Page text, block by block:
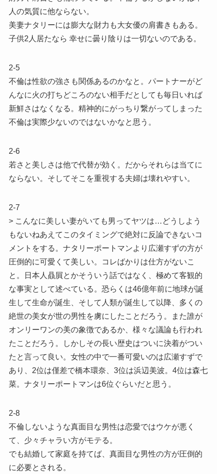
人の気質に他ならない。
美妻ナタリーには膨大な財力も大女優の肩書きもある。
子供2人居たなら 幸せに曇り陰りは一切ないのである。
2-5
不倫は性欲の強さも関係あるのかなと。パートナーがど
んなに火の打ちどころのない相手だとしても毎日いれば
新鮮さはなくなる。精神的にがっちり繋がってしまった
不倫は実際少ないのではないかなと思う。
2-6
若さと美しさは他で代替が効く。だからそれらは当てに
ならない。そしてそこを重視する夫婦は壊れやすい。
2-7
> こんなに美しい妻がいても男ってヤツは…どうしよう
もないねあえてこのタイミングで絶対に反論できないコ
メントをする。ナタリーポートマンより広瀬すずの方が
圧倒的に可愛くて美しい。コレばかりは仕方がないこ
と。日本人贔屓とかそういう話ではなく、極めて客観的
な事実として述べている。恐らくは46億年前に地球が誕
生して生命が誕生、そして人類が誕生して以降、多くの
絶世の美女が世の男性を虜にしたことだろう。また誰が
オンリーワンの美の象徴であるか、様々な議論も行われ
たことだろう。しかしその長い歴史はついに決着がつい
たと言って良い。女性の中で一番可愛いのは広瀬すずで
あり、2位は僅差で橋本環奈、3位は浜辺美波。4位は森七
菜。ナタリーポートマンは6位ぐらいだと思う。
2-8
不倫しないような真面目な男性は恋愛ではウケが悪く
て、少々チャラい方がモテる。
でも結婚して家庭を持てば、真面目な男性の方が圧倒的
に必要とされる。